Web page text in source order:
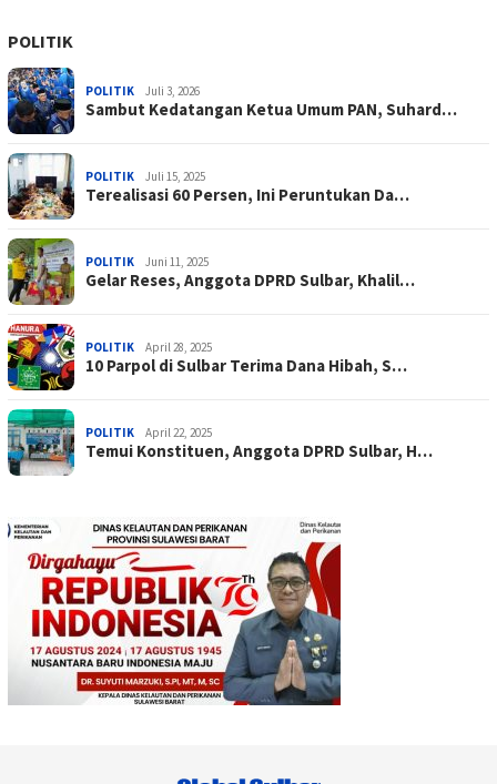
POLITIK
POLITIK Juli 3, 2026
Sambut Kedatangan Ketua Umum PAN, Suhard…
POLITIK Juli 15, 2025
Terealisasi 60 Persen, Ini Peruntukan Da…
POLITIK Juni 11, 2025
Gelar Reses, Anggota DPRD Sulbar, Khalil…
POLITIK April 28, 2025
10 Parpol di Sulbar Terima Dana Hibah, S…
POLITIK April 22, 2025
Temui Konstituen, Anggota DPRD Sulbar, H…